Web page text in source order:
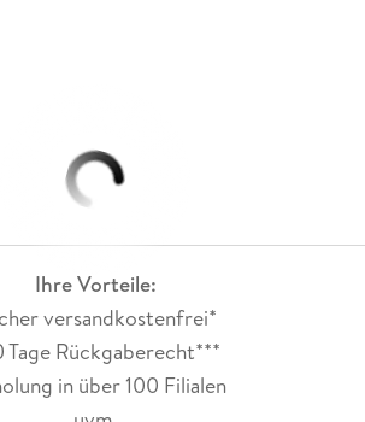
Ihre Vorteile:
versandkostenfrei*
Tage Rückgaberecht***
in über 100 Filialen